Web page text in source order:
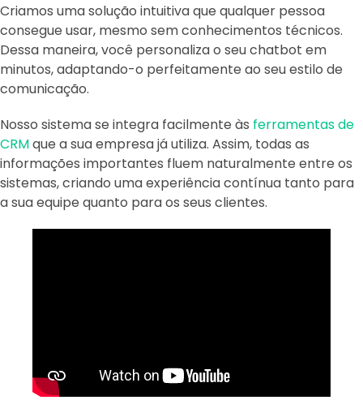
Criamos uma solução intuitiva que qualquer pessoa
consegue usar, mesmo sem conhecimentos técnicos.
Dessa maneira, você personaliza o seu chatbot em
minutos, adaptando-o perfeitamente ao seu estilo de
comunicação.
Nosso sistema se integra facilmente às ferramentas de
CRMque a sua empresa já utiliza. Assim, todas as
informações importantes fluem naturalmente entre os
sistemas, criando uma experiência contínua tanto para
a sua equipe quanto para os seus clientes.